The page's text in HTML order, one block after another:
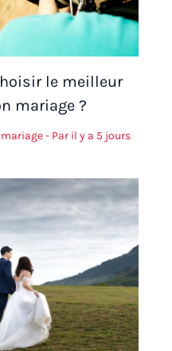
le meilleur
mariage ?
- Par il y a 5 jours